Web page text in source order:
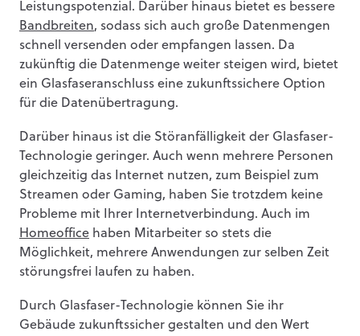
Leistungspotenzial. Darüber hinaus bietet es bessere
Bandbreiten, sodass sich auch große Datenmengen
schnell versenden oder empfangen lassen. Da
zukünftig die Datenmenge weiter steigen wird, bietet
ein Glasfaseranschluss eine zukunftssichere Option
für die Datenübertragung.
Darüber hinaus ist die Störanfälligkeit der Glasfaser-
Technologie geringer. Auch wenn mehrere Personen
gleichzeitig das Internet nutzen, zum Beispiel zum
Streamen oder Gaming, haben Sie trotzdem keine
Probleme mit Ihrer Internetverbindung. Auch im
Homeoffice haben Mitarbeiter so stets die
Möglichkeit, mehrere Anwendungen zur selben Zeit
störungsfrei laufen zu haben.
Durch Glasfaser-Technologie können Sie ihr
Gebäude zukunftssicher gestalten und den Wert